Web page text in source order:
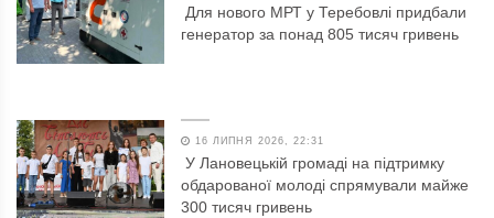
Для нового МРТ у Теребовлі придбали
генератор за понад 805 тисяч гривень
16 ЛИПНЯ 2026, 22:31
У Лановецькій громаді на підтримку
обдарованої молоді спрямували майже
300 тисяч гривень